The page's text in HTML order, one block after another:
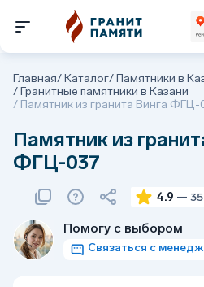
Главная/Каталог/Памятники в
/Гранитные памятники в Казани
/ Памятник из гранита Винга ФГЦ-
Памятник из
ФГЦ-037
4.9 —
Помогу с выбором
Связаться с